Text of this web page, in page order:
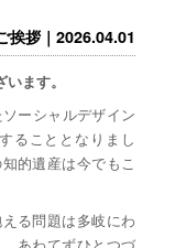
挨拶｜2026.04.01
ます。
ーシャルデザイン
ることとなりまし
的遺産は今でもこ
る問題は多岐にわ